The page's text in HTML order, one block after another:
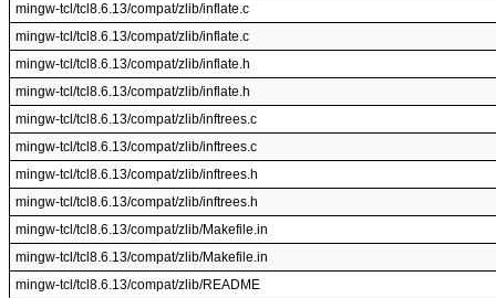
mingw-tcl/tcl8.6.13/compat/zlib/inflate.c
mingw-tcl/tcl8.6.13/compat/zlib/inflate.c
mingw-tcl/tcl8.6.13/compat/zlib/inflate.h
mingw-tcl/tcl8.6.13/compat/zlib/inflate.h
mingw-tcl/tcl8.6.13/compat/zlib/inftrees.c
mingw-tcl/tcl8.6.13/compat/zlib/inftrees.c
mingw-tcl/tcl8.6.13/compat/zlib/inftrees.h
mingw-tcl/tcl8.6.13/compat/zlib/inftrees.h
mingw-tcl/tcl8.6.13/compat/zlib/Makefile.in
mingw-tcl/tcl8.6.13/compat/zlib/Makefile.in
mingw-tcl/tcl8.6.13/compat/zlib/README